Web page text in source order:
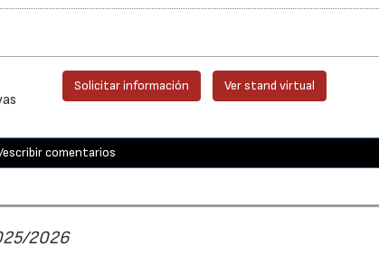
Solicitar información Ver stand virtual
escribir comentarios
2026